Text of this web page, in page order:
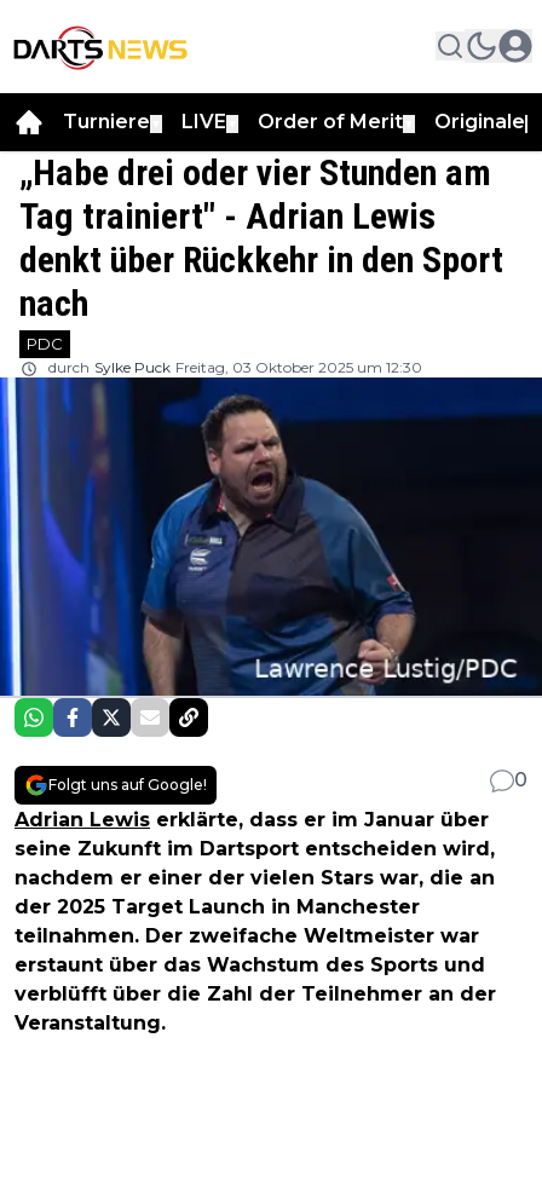
Turniere LIVE Order of Merit Originale
„Habe drei oder vier Stunden am
Tag trainiert" - Adrian Lewis
denkt über Rückkehr in den Sport
nach
PDC
durch Sylke Puck Freitag, 03 Oktober 2025 um 12:30
Folgt uns auf Google!
0
Adrian Lewis erklärte, dass er im Januar über
seine Zukunft im Dartsport entscheiden wird,
nachdem er einer der vielen Stars war, die an
der 2025 Target Launch in Manchester
teilnahmen. Der zweifache Weltmeister war
erstaunt über das Wachstum des Sports und
verblüfft über die Zahl der Teilnehmer an der
Veranstaltung.